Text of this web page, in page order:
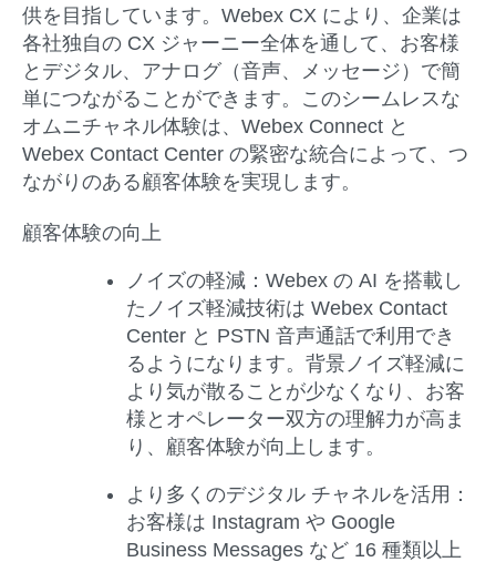
供を目指しています。Webex CX により、企業は
各社独自の CX ジャーニー全体を通して、お客様
とデジタル、アナログ（音声、メッセージ）で簡
単につながることができます。このシームレスな
オムニチャネル体験は、Webex Connect と
Webex Contact Center の緊密な統合によって、つ
ながりのある顧客体験を実現します。
顧客体験の向上
ノイズの軽減：Webex の AI を搭載し
たノイズ軽減技術は Webex Contact
Center と PSTN 音声通話で利用でき
るようになります。背景ノイズ軽減に
より気が散ることが少なくなり、お客
様とオペレーター双方の理解力が高ま
り、顧客体験が向上します。
より多くのデジタル チャネルを活用：
お客様は Instagram や Google
Business Messages など 16 種類以上